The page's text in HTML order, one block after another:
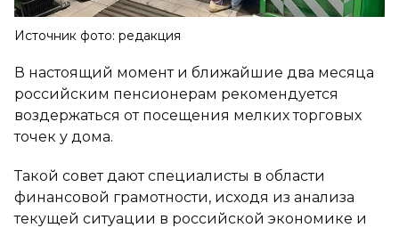
Источник фото: редакция
В настоящий момент и ближайшие два месяца
российским пенсионерам рекомендуется
воздержаться от посещения мелких торговых
точек у дома.
Такой совет дают специалисты в области
финансовой грамотности, исходя из анализа
текущей ситуации в российской экономике и